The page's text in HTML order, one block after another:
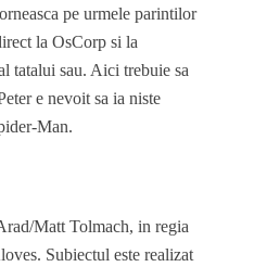
pe urmele parintilor
la OsCorp si la
tatalui sau. Aici trebuie sa
e nevoit sa ia niste
Man.
Matt Tolmach, in regia
Subiectul este realizat